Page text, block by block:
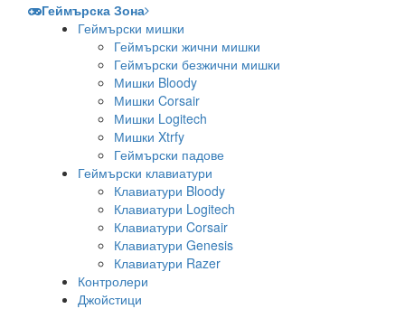
Геймърска Зона
Геймърски мишки
Геймърски жични мишки
Геймърски безжични мишки
Мишки Bloody
Мишки Corsair
Мишки Logitech
Мишки Xtrfy
Геймърски падове
Геймърски клавиатури
Клавиатури Bloody
Клавиатури Logitech
Клавиатури Corsair
Клавиатури Genesis
Клавиатури Razer
Контролери
Джойстици